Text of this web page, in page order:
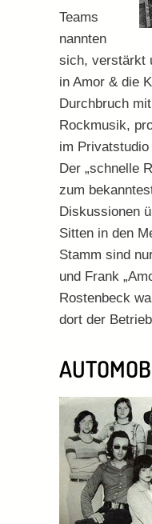
Teams
nannten
sich, verstärkt
in Amor & die
Durchbruch
Rockmusik,
im
Der „schnelle
zum
Diskussionen
Sitten in den
Stamm sind
und Frank
Rostenbeck
dort der